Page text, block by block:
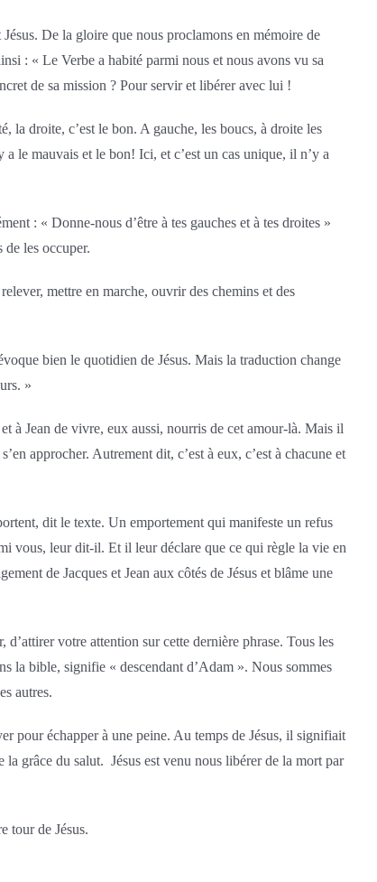
De la gloire que nous proclamons en mémoire de
: « Le Verbe a habité parmi nous et nous avons vu sa
de sa mission ? Pour servir et libérer avec lui !
la droite, c’est le bon. A gauche, les boucs, à droite les
le mauvais et le bon! Ici, et c’est un cas unique, il n’y a
: « Donne-nous d’être à tes gauches et à tes droites »
de les occuper.
mettre en marche, ouvrir des chemins et des
bien le quotidien de Jésus. Mais la traduction change
»
à Jean de vivre, eux aussi, nourris de cet amour-là. Mais il
approcher. Autrement dit, c’est à eux, c’est à chacune et
dit le texte. Un emportement qui manifeste un refus
vous, leur dit-il. Et il leur déclare que ce qui règle la vie en
de Jacques et Jean aux côtés de Jésus et blâme une
votre attention sur cette dernière phrase. Tous les
la bible, signifie « descendant d’Adam ». Nous sommes
autres.
pour échapper à une peine. Au temps de Jésus, il signifiait
grâce du salut. Jésus est venu nous libérer de la mort par
tour de Jésus.